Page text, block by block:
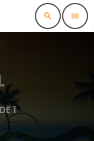
search menu
1